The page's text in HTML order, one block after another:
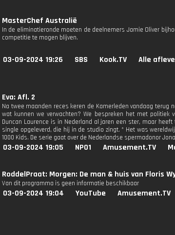
MasterChef Australië
In de eliminatieronde moeten de deelnemers Jamie Oliver
competitie te mogen blijven.
03-09-2024 19:26 SBS Kook.TV Alle
Eva: Afl. 2
Na twee maanden reces keren de Kamerleden vandaag terug
wat kunnen we verwachten? We bespreken het met politiek
Duncan Laurence is in Nederland al jaren een ster, maar
single opgeleverd, die hij in de studio zingt. * Het was
1000 Kids. De serie gaat over de Nederlandse spermadonor
03-09-2024 19:05 NPO1 Amusement.TV
RoddelPraat: Morgen: De man & huis van Floris
Van dit programma is geen informatie beschikbaar
03-09-2024 19:04 YouTube Amusement.TV